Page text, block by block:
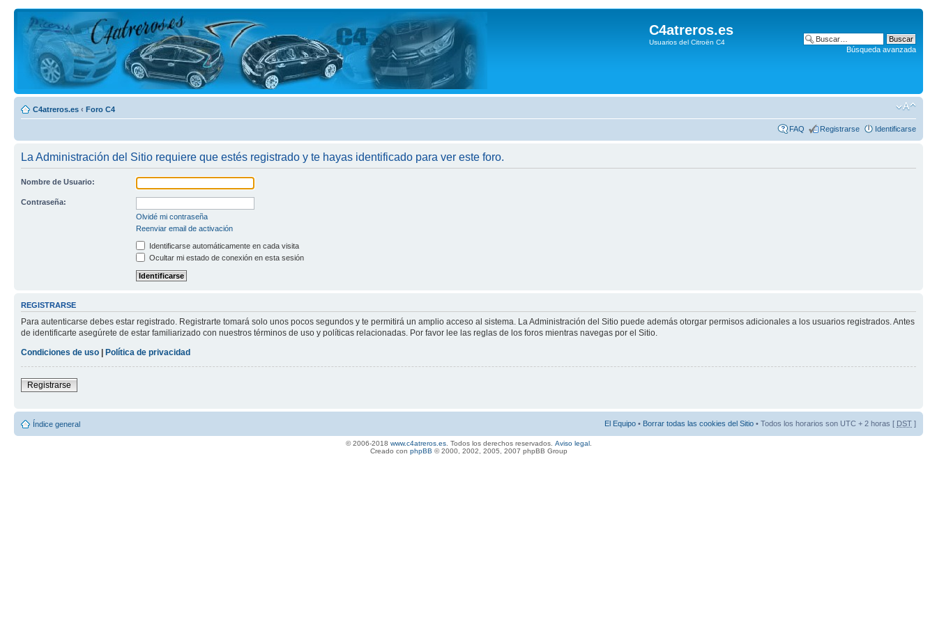
Búsqueda avanzada
C4atreros.es
Usuarios del Citroën C4
C4atreros.es ‹ Foro C4
FAQ Registrarse Identificarse
La Administración del Sitio requiere que estés registrado y te hayas identificado para ver este foro.
Nombre de Usuario:
Contraseña:
Olvidé mi contraseña
Reenviar email de activación
Identificarse automáticamente en cada visita
Ocultar mi estado de conexión en esta sesión
REGISTRARSE
Para autenticarse debes estar registrado. Registrarte tomará solo unos pocos segundos y te permitirá un amplio acceso al sistema. La Administración del Sitio puede además otorgar permisos adicionales a los usuarios registrados. Antes
de identificarte asegúrete de estar familiarizado con nuestros términos de uso y políticas relacionadas. Por favor lee las reglas de los foros mientras navegas por el Sitio.
Condiciones de uso | Política de privacidad
Registrarse
Índice general El Equipo • Borrar todas las cookies del Sitio • Todos los horarios son UTC + 2 horas [ DST ]
© 2006-2018 www.c4atreros.es. Todos los derechos reservados. Aviso legal.
Creado con phpBB © 2000, 2002, 2005, 2007 phpBB Group